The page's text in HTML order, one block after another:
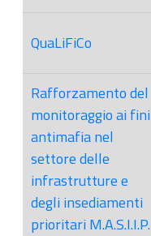
QuaLiFiCo
Rafforzamento del
monitoraggio ai fini
antimafia nel
settore delle
infrastrutture e
degli insediamenti
prioritari M.A.S.I.I.P.